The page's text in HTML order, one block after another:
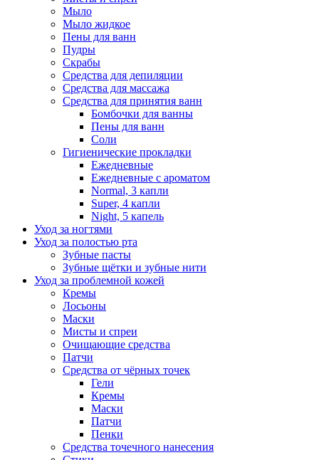
Мыло
Мыло жидкое
Пены для ванн
Пудры
Скрабы
Средства для депиляции
Средства для массажа
Средства для принятия ванн
Бомбочки для ванны
Пены для ванн
Соли
Гигиенические прокладки
Ежедневные
Ежедневные с ароматом
Normal, 3 капли
Super, 4 капли
Night, 5 капель
Уход за ногтями
Уход за полостью рта
Зубные пасты
Зубные щётки и зубные нити
Уход за проблемной кожей
Кремы
Лосьоны
Маски
Мисты и спреи
Очищающие средства
Патчи
Средства от чёрных точек
Гели
Кремы
Маски
Патчи
Пенки
Средства точечного нанесения